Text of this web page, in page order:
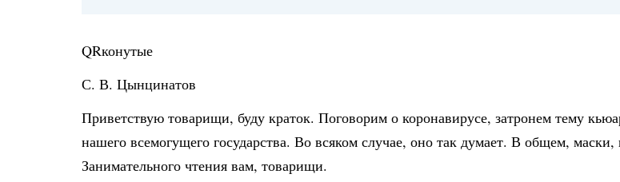
QRконутые
С. В. Цынцинатов
Приветствую товарищи, буду краток. Поговорим о коронавирусе, затронем тему
нашего всемогущего государства. Во всяком случае, оно так думает. В общем,
Занимательного чтения вам, товарищи.